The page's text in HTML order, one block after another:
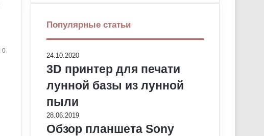
0
Популярные статьи
24.10.2020
3D принтер для печати
лунной базы из лунной
пыли
28.06.2019
Обзор планшета Sony